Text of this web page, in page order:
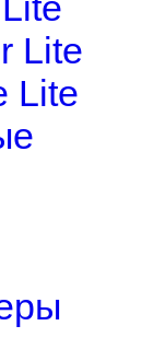
Lite
Lite